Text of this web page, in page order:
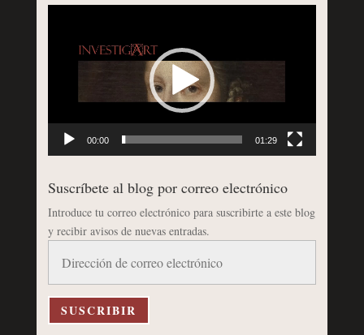
00:00 01:29
Suscríbete al blog por correo electrónico
Introduce tu correo electrónico para suscribirte a este blog
y recibir avisos de nuevas entradas.
correo
electrónico
SUSCRIBIR